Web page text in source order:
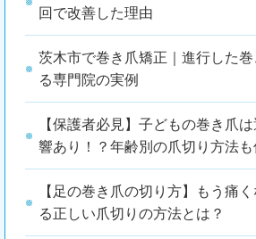
回で改善した理由
茨木市で巻き爪矯正｜進行した
る専門院の実例
【保護者必見】子どもの巻き爪
響あり！？年齢別の爪切り方法も
【足の巻き爪の切り方】もう痛
る正しい爪切りの方法とは？